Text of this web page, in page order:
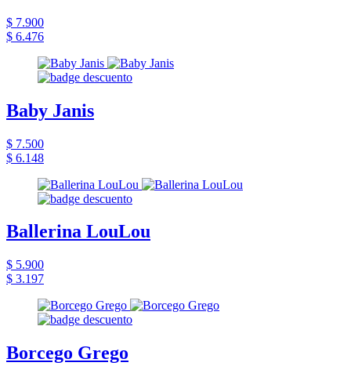
$ 7.900
$ 6.476
Baby Janis
$ 7.500
$ 6.148
Ballerina LouLou
$ 5.900
$ 3.197
Borcego Grego